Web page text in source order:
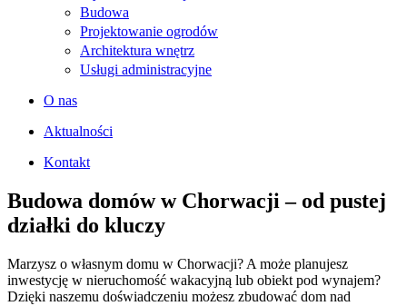
Budowa
Projektowanie ogrodów
Architektura wnętrz
Usługi administracyjne
O nas
Aktualności
Kontakt
Budowa domów w Chorwacji – od pustej
działki do kluczy
Marzysz o własnym domu w Chorwacji? A może planujesz
inwestycję w nieruchomość wakacyjną lub obiekt pod wynajem?
Dzięki naszemu doświadczeniu możesz zbudować dom nad